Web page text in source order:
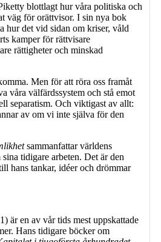
blottlagt hur våra politiska och
väg för orättvisor. I sin nya bok
hur det vid sidan om kriser, våld
kamper för rättvisare
rättigheter och minskad
Men för att röra oss framåt
våra välfärdssystem och stå emot
separatism. Och viktigast av allt:
av om vi inte själva för den
sammanfattar världens
tidigare arbeten. Det är den
hans tankar, idéer och drömmar
är en av vår tids mest uppskattade
Hans tidigare böcker om